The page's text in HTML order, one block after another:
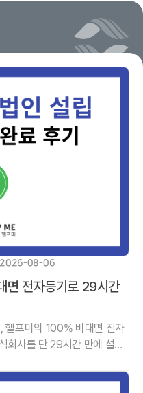
2026-08-06
면 전자등기로 29시간
헬프미의 100% 비대면 전자
회사를 단 29시간 만에 설립